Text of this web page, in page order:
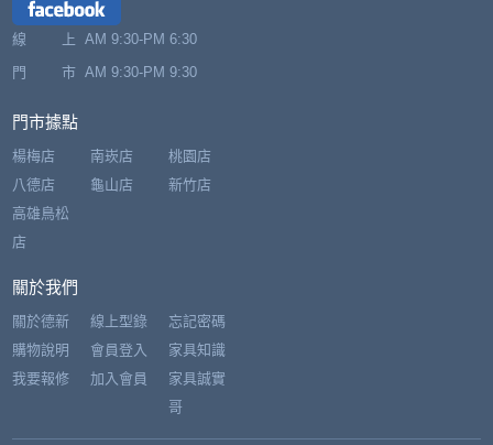
線 上 AM 9:30-PM 6:30
門 市 AM 9:30-PM 9:30
門市據點
楊梅店
八德店
南崁店
龜山店
桃園店
新竹店
高雄鳥松
店
關於我們
關於德新
購物說明
我要報修
線上型錄
會員登入
加入會員
忘記密碼
家具知識
家具誠實
哥